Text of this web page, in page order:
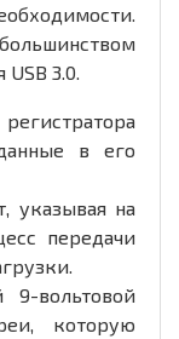
3.0.
в его
указывая на
передачи
9-вольтовой
которую